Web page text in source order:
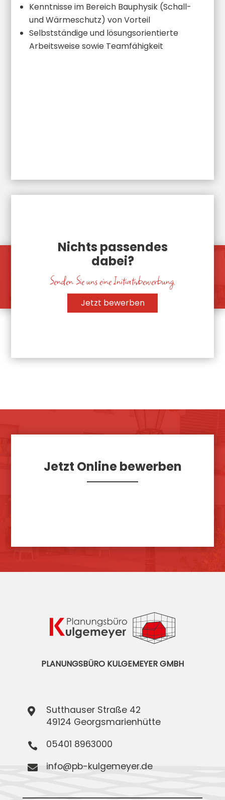
Kennt­nisse im Bereich Bauphysik (Schall-
und Wärme­schutz) von Vorteil
Selbst­stän­dige und lösungs­ori­en­tierte
Arbeits­weise sowie Teamfähigkeit
Nichts passendes
dabei?
Senden Sie uns eine Initiativbewerbung.
Jetzt bewerben
Jetzt Online bewerben
PLANUNGSBÜRO KULGEMEYER GMBH

Sutthauser Straße 42
49124 Georgsmarienhütte
 05401 8963000
 info@pb-kulgemeyer.de